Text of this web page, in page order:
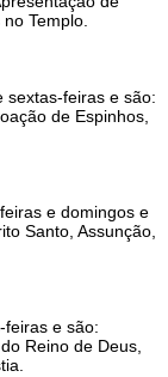
Templo.
sextas-feiras e são:
de Espinhos,
e domingos e
Santo, Assunção,
feiras e são:
Reino de Deus,